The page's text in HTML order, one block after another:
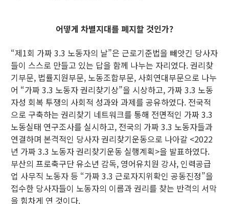
어떻게 차별지대를 폐지할 것인가?
“제1회 가짜 3.3 노동자의 날”은 근로기준법을 빼앗긴 당사자
들이 스스로 만들고 있는 답을 함께 나누는 자리였다. 권리찾
기부문, 법률지원부문, 노동조합부문, 사회연대부문으로 나누
어 “가짜 3.3 노동자 권리찾기상”을 시상하고, 가짜 3.3 노동
자성 회복 투쟁의 사회적 성과와 과제를 공유하였다. 전국적
으로 구축하는 권리찾기 네트워크를 통해 전면적인 가짜 3.3
노동실태 연구조사를 실시하고, 전국의 가짜 3.3 노동자들과
연결하며 본격적인 당사자 권리찾기운동으로 나아갈 <2022
년 가짜 3.3 노동자 권리찾기운동 실행계획>을 발표하였다.
부산의 프로축구단 유소년 감독, 영어유치원 강사, 인력공급
업 사무직 노동자 등 “가짜 3.3 근로자지위확인 공동진정”을
접수한 당사자들이 노동자의 이름과 권리를 찾는 반격의 서막
을 힘차게 연 것이다.